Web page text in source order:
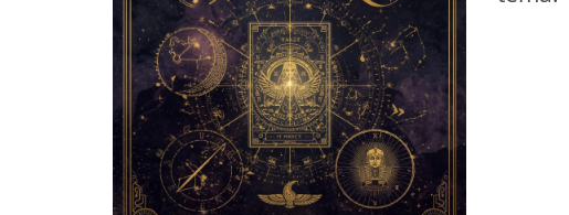
TAROT GRATIS
CONSIGUE TUS 5 MINUTOS
✓ Sin cargos automáticos. El chat se detiene al finalizar el crédito